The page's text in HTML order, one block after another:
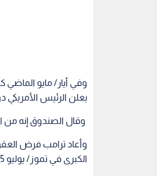
يعلن الرئيس الأمريكي
وقال الصندوق إنه من
وأعاد ترامب فرض
الكبرى في تموز/ يوليو 2015.